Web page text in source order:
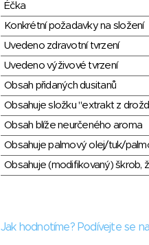
Éčka
Konkrétní požadavky na složení
Uvedeno zdravotní tvrzení
Uvedeno výživové tvrzení
Obsah přidaných dusitanů
Obsahuje složku "extrakt z
Obsah blíže neurčeného aroma
Obsahuje palmový olej/tuk/
Obsahuje (modifikovaný) škrob,
Jak hodnotíme? Podívejte se